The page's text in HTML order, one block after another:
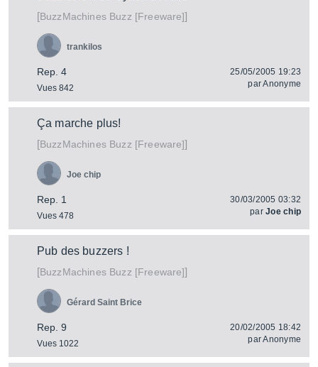
[BuzzMachinesBuzz [Freeware]]
Rep. 4
Vues 842
trankilos
25/05/2005 19:23
parAnonyme
Ça marche plus!
[BuzzMachinesBuzz [Freeware]]
Rep. 1
Vues 478
Joe chip
30/03/2005 03:32
parJoe chip
Pub des buzzers !
[BuzzMachinesBuzz [Freeware]]
Rep. 9
Vues 1022
Gérard Saint Brice
20/02/2005 18:42
parAnonyme